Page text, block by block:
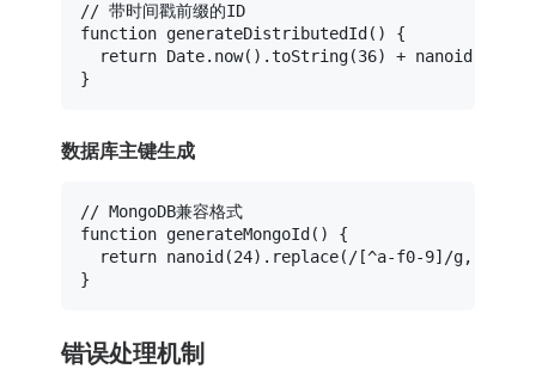
// 带时间戳前缀的ID
function generateDistributedId ( ) {
return Date. now().toString(36) + nanoid
数据库主键生成
// MongoDB兼容格式
function generateMongoId ( ) {
return nanoid (24). replace( /[^a-f0-9]/g,
错误处理机制